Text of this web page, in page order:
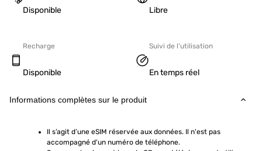
Disponible Libre
Recharge
Disponible
Suivi de l'utilisation
En temps réel
Informations complètes sur le produit
Il s’agit d’une eSIM réservée aux données. Il n'est pas
accompagné d'un numéro de téléphone.